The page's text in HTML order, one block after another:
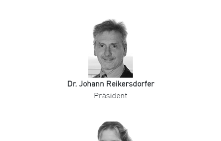
Dr. Johann Reikersdorfer
Präsident